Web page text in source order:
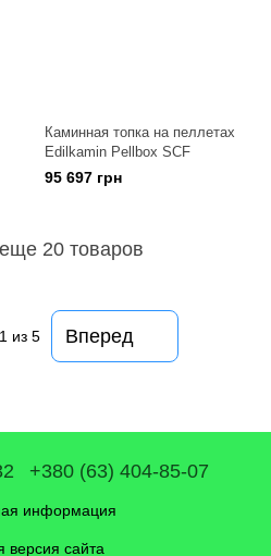
Каминная топка на пеллетах
Edilkamin Pellbox SCF
95 697 грн
20 товаров
1 из 5 Вперед
+380 (63) 404-85-07
информация
версия сайта